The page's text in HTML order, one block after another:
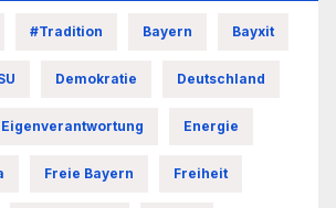
#Tradition Bayern Bayxit
Demokratie Deutschland
Eigenverantwortung Energie
Freie Bayern Freiheit